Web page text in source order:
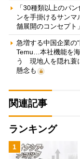
「30種類以上のパ
ンを手掛けるサン
舗展開のコンセプト
急増する中国企業の
Temu…本社機能を
う 現地人を隠れ蓑
懸念も
関連記事
ランキング
1